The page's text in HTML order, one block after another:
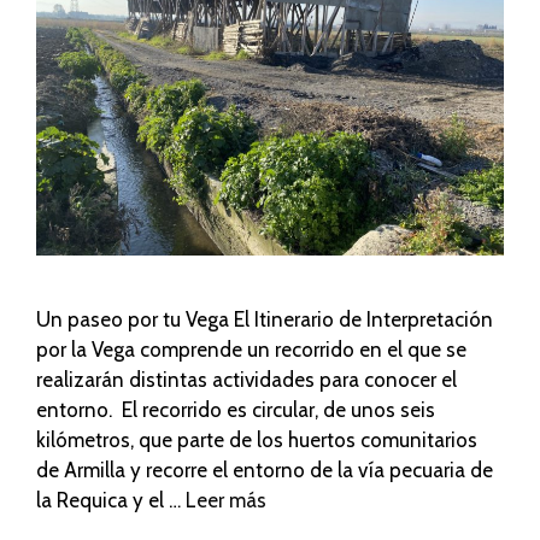
Un paseo por tu Vega El Itinerario de Interpretación
por la Vega comprende un recorrido en el que se
realizarán distintas actividades para conocer el
entorno. El recorrido es circular, de unos seis
kilómetros, que parte de los huertos comunitarios
de Armilla y recorre el entorno de la vía pecuaria de
la Requica y el … Leer más